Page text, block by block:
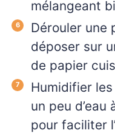
mélangeant
Dérouler une
déposer sur
de papier
Humidifier
un peu d’eau
pour faciliter